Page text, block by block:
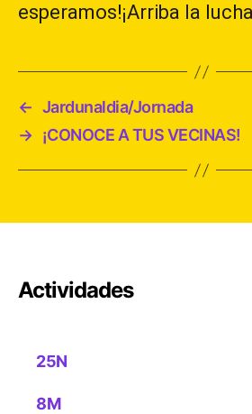
esperamos!¡Arriba la
← Jardunaldia/Jornada
→ ¡CONOCE A TUS VECINAS!
Actividades
25N
8M